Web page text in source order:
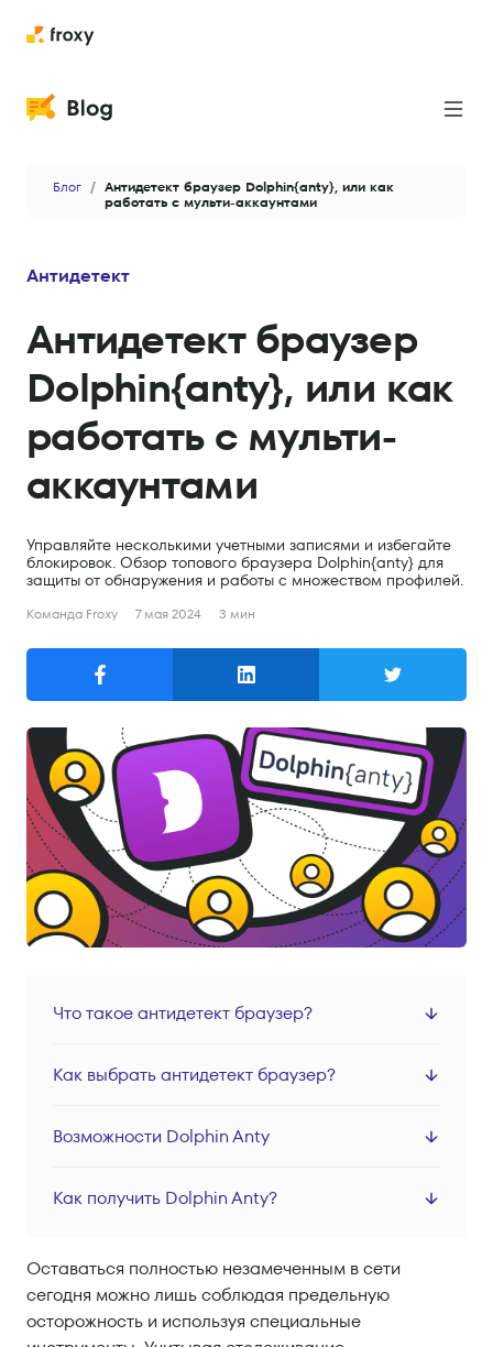
Новости
Приватность и безопасность
Антидетект
Данные и аналитика
Русский
Русский
Продукты
Резидентные прокси
Мобильные прокси
Серверные прокси
Цены
Резидентные прокси
Мобильные прокси
Вход
Регистрация
Блог
Антидетект браузер Dolphin{anty}, или как
работать с мульти-аккаунтами
Антидетект
Антидетект браузер
Dolphin{anty}, или как
работать с мульти-
аккаунтами
Управляйте несколькими учетными записями и избегайте
блокировок. Обзор топового браузера Dolphin{anty} для
защиты от обнаружения и работы с множеством профилей.
Команда Froxy 7 мая 2024 3 мин
Что такое антидетект браузер?
Как выбрать антидетект браузер?
Возможности Dolphin Anty
Как получить Dolphin Anty?
Оставаться полностью незамеченным в сети
сегодня можно лишь соблюдая предельную
осторожность и используя специальные